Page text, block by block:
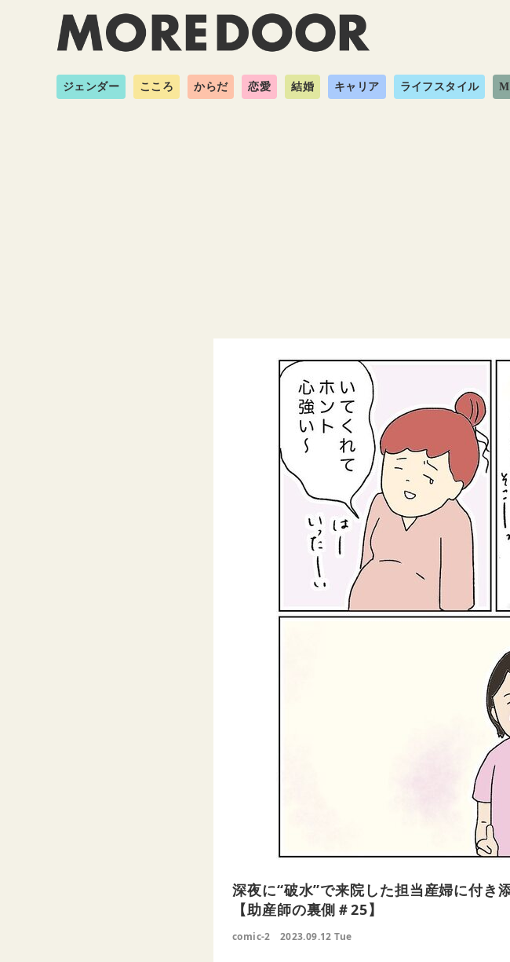
ジェンダー こころ からだ 恋愛 結婚 キャリア ライフスタイル
深夜に“破水”で来院した担当産婦に付
【助産師の裏側＃25】
comic-2 2023.09.12 Tue